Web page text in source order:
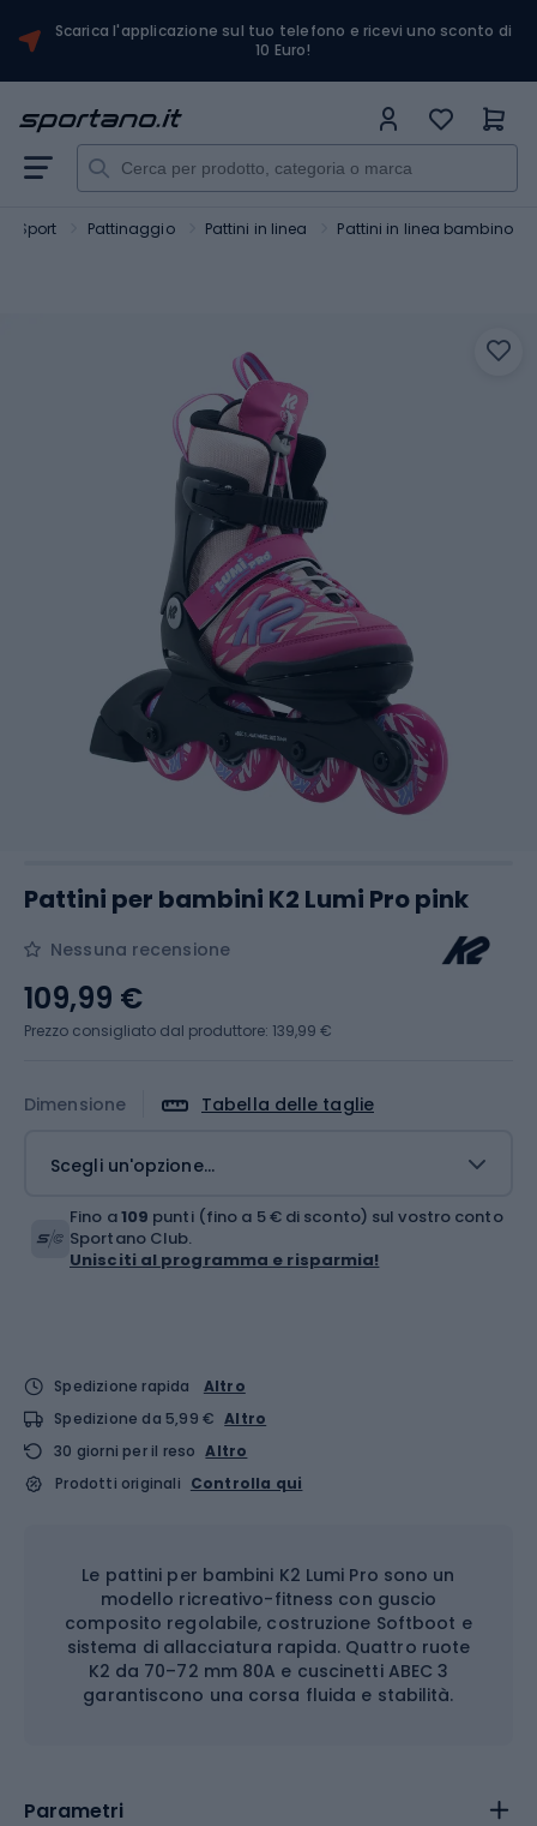
Scarica l'applicazione sul tuo telefono e ricevi uno sconto di
10 Euro!
Sport Pattinaggio Pattini in linea Pattini in linea bambino
Pattini per bambini K2 Lumi Pro pink
Nessuna recensione
Dimensione Tabella delle taglie
Scegli un'opzione...
109,99 €
Prezzo consigliato dal produttore: 139,99 €
Fino a109 punti (fino a 5 € di sconto) sul vostro conto
Sportano Club.
Unisciti al programma e risparmia!
Spedizione rapida
Altro
Spedizione da 5,99 € Altro
30 giorni per il reso Altro
Prodotti originali Controlla qui
Le pattini per bambini K2 Lumi Pro sono un
modello ricreativo-fitness con guscio
composito regolabile, costruzione Softboot e
sistema di allacciatura rapida. Quattro ruote
K2 da 70–72 mm 80A e cuscinetti ABEC 3
garantiscono una corsa fluida e stabilità.
Parametri